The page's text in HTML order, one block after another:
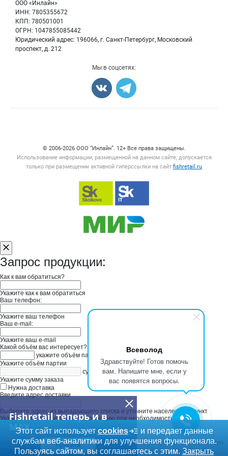
Всеволод
Здравствуйте! Готов помочь
вам. Напишите мне, если у
вас появятся вопросы.
Fishretail теперь и в
MAX
ПЕРЕЙТИ
ООО «Инлайн»
ИНН: 7805355672
КПП: 780501001
ОГРН: 1047855085442
Юридический адрес: 196066, г. Санкт-Петербург, Московский
проспект, д. 212
Блог
Мы в соцсетях:
© 2006‑2026 ООО “Инлайн”. 12+ Все права защищены.
Использование информации, размещенной на данном сайте, допускается
только при размещении активной гиперссылки на сайт fishretail.ru
Этот сайт использует cookies
и передает данные
службам веб-аналитики для улучшения функционала.
Пользуясь сайтом, вы соглашаетесь с этим. Закрыть
Запрос продукции:
Как к вам обратиться?
Укажите как к вам обратиться
Ваш телефон:
Укажите ваш телефон
Ваш e-mail:
Укажите ваш e-mail
Какой объём вас интересует?
укажите объём партии
Укажите объём партии
сумма заказа в руб
Укажите сумму заказа
Нужна доставка
Введите адрес доставки
Выберите адрес из выпадающего списка и уточните населенный пункт
Укажите дополнительную информацию при необходимости
Ваш запрос будет отправлен в "ООО ЗК". Ответ вы получите на свою личную
почту или Вам перезвонят.